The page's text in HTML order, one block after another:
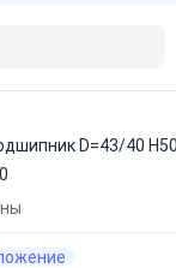
D=43/40